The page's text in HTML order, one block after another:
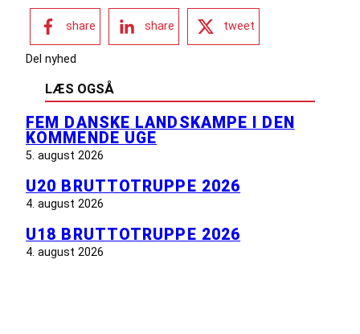
share share tweet
Del nyhed
LÆS OGSÅ
FEM DANSKE LANDSKAMPE I DEN
KOMMENDE UGE
5. august 2026
U20 BRUTTOTRUPPE 2026
4. august 2026
U18 BRUTTOTRUPPE 2026
4. august 2026